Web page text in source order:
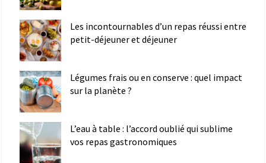
Les incontournables d’un repas réussi entre
petit-déjeuner et déjeuner
Légumes frais ou en conserve : quel impact
sur la planète ?
L’eau à table : l’accord oublié qui sublime
vos repas gastronomiques